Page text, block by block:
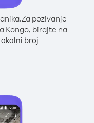
Za pozivanje
Kongo, birajte na
broj